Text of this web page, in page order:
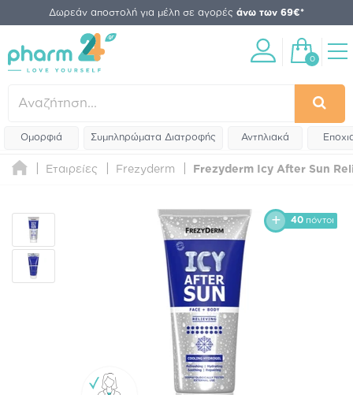
Δωρεάν αποστολή για μέλη σε αγορές άνω των 69€*
0
Ομορφιά Συμπληρώματα Διατροφής Αντηλιακά
Εταιρείες Frezyderm Frezyderm Icy After Sun
40 πόντοι